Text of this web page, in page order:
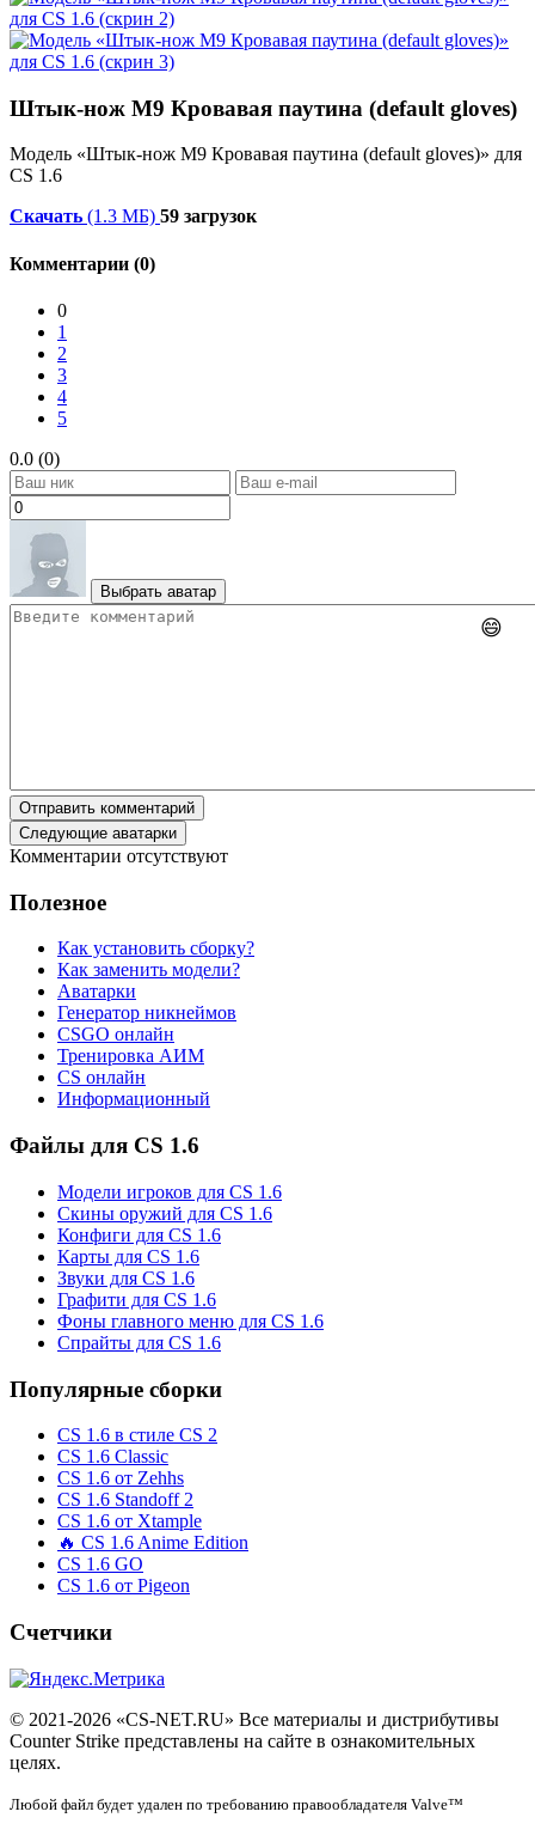
Штык-нож М9 Кровавая паутина (default gloves)
Модель «Штык-нож М9 Кровавая паутина (default gloves)» для
CS 1.6
Скачать (1.3 МБ) 59 загрузок
Комментарии (0)
0
1
2
3
4
5
0.0 (0)
Выбрать аватар
😄
Отправить комментарий
Следующие аватарки
Комментарии отсутствуют
Полезное
Как установить сборку?
Как заменить модели?
Аватарки
Генератор никнеймов
CSGO онлайн
Тренировка АИМ
CS онлайн
Информационный
Файлы для CS 1.6
Модели игроков для CS 1.6
Скины оружий для CS 1.6
Конфиги для CS 1.6
Карты для CS 1.6
Звуки для CS 1.6
Графити для CS 1.6
Фоны главного меню для CS 1.6
Спрайты для CS 1.6
Популярные сборки
CS 1.6 в стиле CS 2
CS 1.6 Classic
CS 1.6 от Zehhs
CS 1.6 Standoff 2
CS 1.6 от Xtample
🔥 CS 1.6 Anime Edition
CS 1.6 GO
CS 1.6 от Pigeon
Счетчики
© 2021-2026 «CS-NET.RU» Все материалы и дистрибутивы
Counter Strike представлены на сайте в ознакомительных
целях.
Любой файл будет удален по требованию правообладателя Valve™